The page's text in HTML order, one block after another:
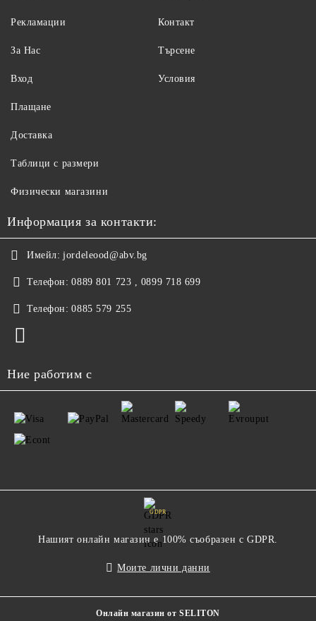
Рекламации
За Нас
Вход
Контакт
Търсене
Условия
Плащане
Доставка
Таблици с размери
Физически магазини
Информация за контакти:
Имейл: jordeleood@abv.bg
Телефон: 0889 801 723 , 0899 718 699
Телефон: 0885 579 255
Ние работим с
GDPR
Нашият онлайн магазин е 100% съобразен с GDPR.
Моите лични данни
Онлайн магазин от SELITON